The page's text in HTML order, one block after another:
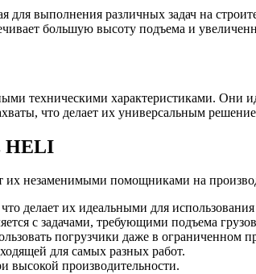
выполнения различных задач на
большую высоту подъема и
техническими характеристиками. Они
что делает их универсальным
HELI
незаменимыми помощниками на
делает их идеальными для
с задачами, требующими подъема
погрузчики даже в ограниченном
для самых разных работ.
высокой производительности.